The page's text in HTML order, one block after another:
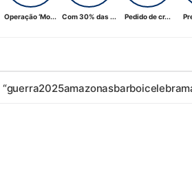
Operação ‘Mo... Com 30% das ... Pedido de cr...
“guerra2025amazonasbarboicelebra